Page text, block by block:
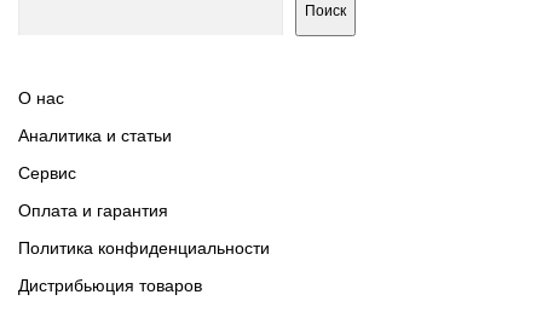
Поиск
О нас
Аналитика и статьи
Сервис
Оплата и гарантия
Политика конфиденциальности
Дистрибьюция товаров